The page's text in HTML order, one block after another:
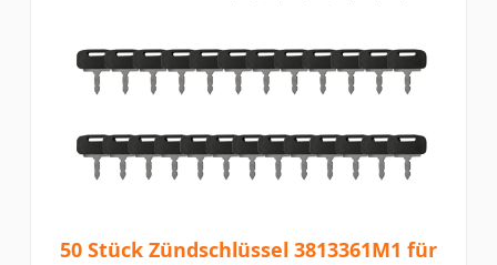
50 Stück Zündschlüssel 3813361M1 für